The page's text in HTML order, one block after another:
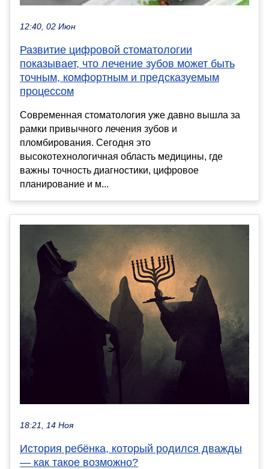
12:40, 02 Июн
Развитие цифровой стоматологии
показывает, что лечение зубов может быть
точным, комфортным и предсказуемым
процессом
Современная стоматология уже давно вышла за
рамки привычного лечения зубов и
пломбирования. Сегодня это
высокотехнологичная область медицины, где
важны точность диагностики, цифровое
планирование и м...
18:21, 14 Ноя
История ребёнка, который родился дважды
— как такое возможно?